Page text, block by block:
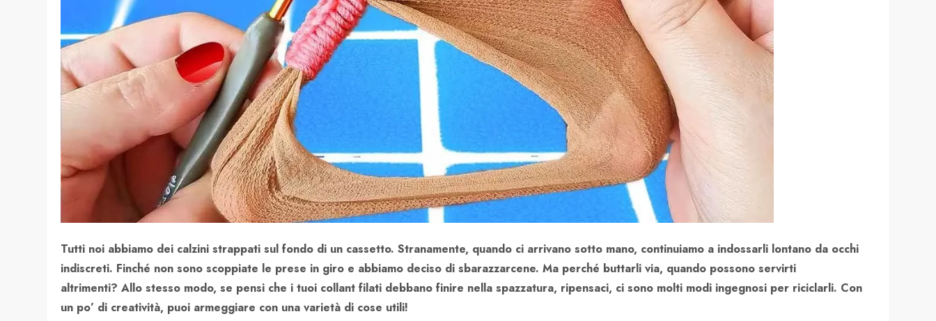
Tutti noi abbiamo dei calzini strappati sul fondo di un cassetto. Stranamente, quando ci arrivano sotto mano, continuiamo a indossarli lontano da occhi
indiscreti. Finché non sono scoppiate le prese in giro e abbiamo deciso di sbarazzarcene. Ma perché buttarli via, quando possono servirti
altrimenti? Allo stesso modo, se pensi che i tuoi collant filati debbano finire nella spazzatura, ripensaci, ci sono molti modi ingegnosi per riciclarli. Con
un po’ di creatività, puoi armeggiare con una varietà di cose utili!